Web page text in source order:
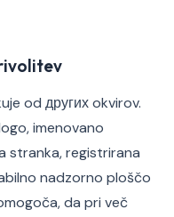
od других okvirov.
imenovano
stranka, registrirana
nadzorno ploščo
da pri več